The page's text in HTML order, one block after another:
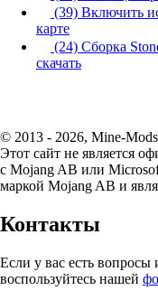
(39) Включить
карте
(24) Сборка
скачать
© 2013 - 2026, Mine-
Этот сайт не является
с Mojang AB или
маркой Mojang AB и
Контакты
Если у вас есть
воспользуйтесь нашей